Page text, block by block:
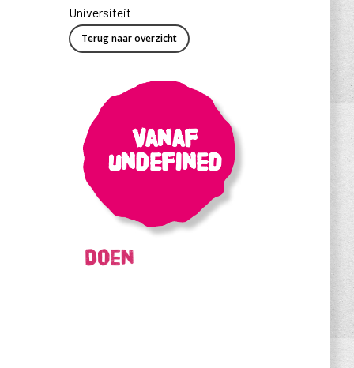
Universiteit
Terug naar overzicht
Vanaf
undefined
Doen